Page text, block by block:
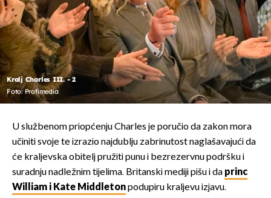
Kralj Charles III. - 2
Foto: Profimedia
U službenom priopćenju Charles je poručio da zakon mora
učiniti svoje te izrazio najdublju zabrinutost naglašavajući da
će kraljevska obitelj pružiti punu i bezrezervnu podršku i
suradnju nadležnim tijelima. Britanski mediji pišu i da princ
William i Kate Middletonpodupiru kraljevu izjavu.